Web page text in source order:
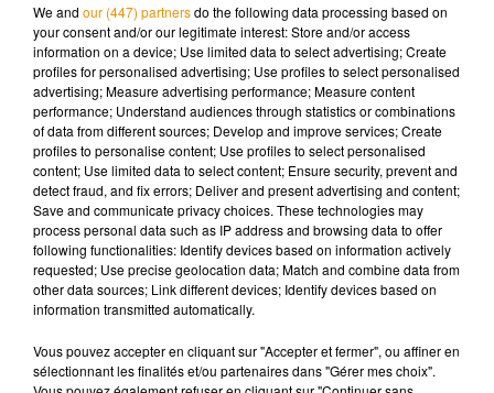
Pour s’inscrire, il suffit de se rendre sur le sitewww.jobrg.fr
Pour tout renseignement concernant le recrutement, vous
pouvez appeler le : 05 49 96 02 65.
Musique
5 août 2026
Après le film, bientôt une docu-série sur
le père de Michael Jackson
We and our (447) partnersdo the following data processing based on
your consent and/or our legitimate interest: Store and/or access
information on a device; Use limited data to select advertising; Create
profiles for personalised advertising; Use profiles to select personalised
advertising; Measure advertising performance; Measure content
performance; Understand audiences through statistics or combinations
of data from different sources; Develop and improve services; Create
profiles to personalise content; Use profiles to select personalised
content; Use limited data to select content; Ensure security, prevent and
detect fraud, and fix errors; Deliver and present advertising and content;
Save and communicate privacy choices. These technologies may
process personal data such as IP address and browsing data to offer
following functionalities: Identify devices based on information actively
requested; Use precise geolocation data; Match and combine data from
other data sources; Link different devices; Identify devices based on
information transmitted automatically.
Vous pouvez accepter en cliquant sur "Accepter et fermer", ou affiner en
sélectionnant les finalités et/ou partenaires dans "Gérer mes choix".